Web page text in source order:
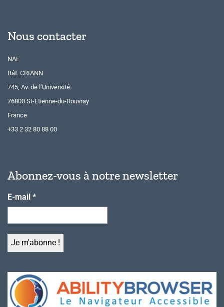
Nous contacter
NAE
Bât. CRIANN
745, Av. de l’Université
76800 St-Etienne-du-Rouvray
France
+33 2 32 80 88 00
Abonnez-vous à notre newsletter
E-mail *